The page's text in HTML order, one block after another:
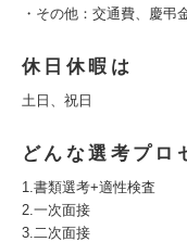
・その他：交通費、慶弔
休日休暇は
⼟⽇、祝⽇
どんな選考プロ
1.書類選考+適性検査
2.一次面接
3.二次面接